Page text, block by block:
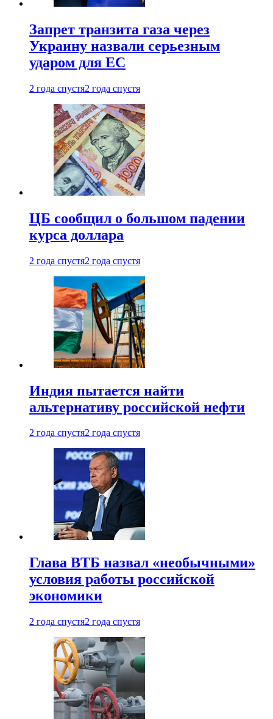
Запрет транзита газа через
Украину назвали серьезным
ударом для ЕС
2 года спустя2 года спустя
ЦБ сообщил о большом падении
курса доллара
2 года спустя2 года спустя
Индия пытается найти
альтернативу российской нефти
2 года спустя2 года спустя
Глава ВТБ назвал «необычными»
условия работы российской
экономики
2 года спустя2 года спустя